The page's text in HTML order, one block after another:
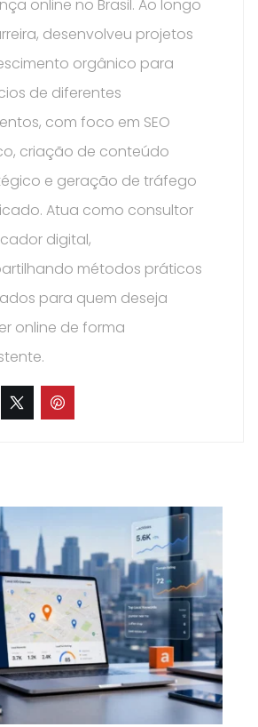
online no Brasil. Ao longo
desenvolveu projetos
orgânico para
de diferentes
com foco em SEO
criação de conteúdo
e geração de tráfego
Atua como consultor
digital,
métodos práticos
para quem deseja
online de forma